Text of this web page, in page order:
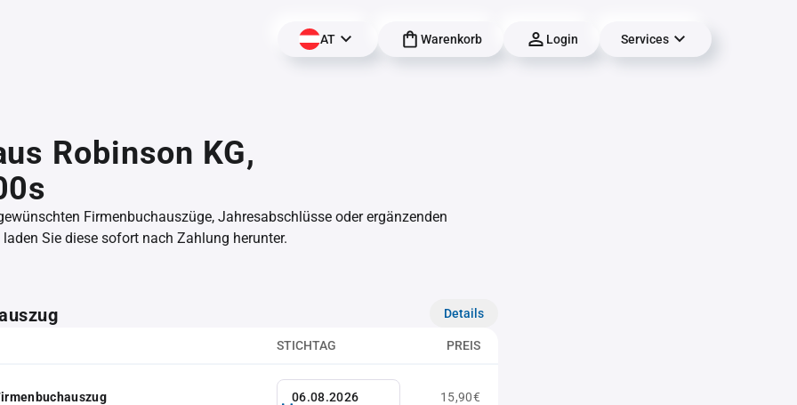
AT Warenkorb Login Services
Robinson KG,
Firmenbuchauszüge, Jahresabschlüsse oder ergänzenden
Sie diese sofort nach Zahlung herunter.
Details
STICHTAG PREIS
15,90€